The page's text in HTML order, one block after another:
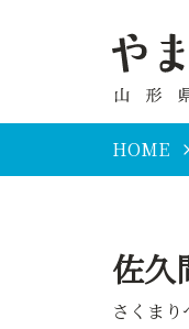
HOME
佐久
さくま